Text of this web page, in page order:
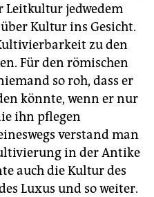
Leitkultur jedwedem
Kultur ins Gesicht.
zu den
Für den römischen
so roh, dass er
könnte, wenn er nur
ihn pflegen
verstand man
in der Antike
auch die Kultur des
Luxus und so weiter.